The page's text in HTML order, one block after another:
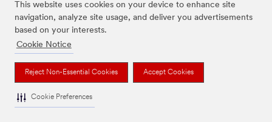
This website uses cookies on your device to enhance site
navigation, analyze site usage, and deliver you advertisements
based on your interests.
Cookie Notice
Reject Non-Essential Cookies Accept Cookies
Cookie Preferences